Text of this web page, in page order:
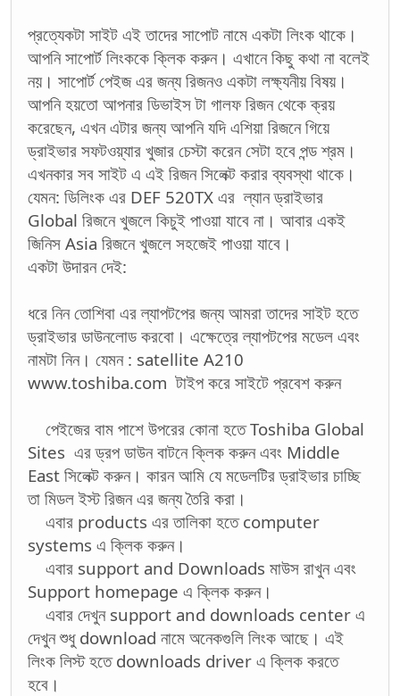
প্রত্যেকটা সাইট এই তাদের সাপোট নামে একটা লিংক থাকে।
আপনি সাপোর্ট লিংককে ক্লিক করুন। এখানে কিছু কথা না বলেই
নয়। সাপোর্ট পেইজ এর জন্য রিজনও একটা লক্ষ্যনীয় বিষয়।
আপনি হয়তো আপনার ডিভাইস টা গালফ রিজন থেকে ক্রয়
করেছেন, এখন এটার জন্য আপনি যদি এশিয়া রিজনে গিয়ে
ড্রাইভার সফটওয়্যার খুজার চেস্টা করেন সেটা হবে পন্ড শ্রম।
এখনকার সব সাইট এ এই রিজন সিলেক্ট করার ব্যবস্থা থাকে।
যেমন: ডিলিংক এর DEF 520TX এর ল্যান ড্রাইভার
Global রিজনে খুজলে কিচুই পাওয়া যাবে না। আবার একই
জিনিস Asia রিজনে খুজলে সহজেই পাওয়া যাবে।
একটা উদারন দেই:
ধরে নিন তোশিবা এর ল্যাপটপের জন্য আমরা তাদের সাইট হতে
ড্রাইভার ডাউনলোড করবো। এক্ষেত্রে ল্যাপটপের মডেল এবং
নামটা নিন। যেমন : satellite A210
www.toshiba.com টাইপ করে সাইটে প্রবেশ করুন
পেইজের বাম পাশে উপরের কোনা হতে Toshiba Global
Sites এর ড্রপ ডাউন বাটনে ক্লিক করুন এবং Middle
East সিলেক্ট করুন। কারন আমি যে মডেলটির ড্রাইভার চাচ্ছি
তা মিডল ইস্ট রিজন এর জন্য তৈরি করা।
এবার products এর তালিকা হতে computer
systems এ ক্লিক করুন।
এবার support and Downloads মাউস রাখুন এবং
Support homepage এ ক্লিক করুন।
এবার দেখুন support and downloads center এ
দেখুন শুধু download নামে অনেকগুলি লিংক আছে। এই
লিংক লিস্ট হতে downloads driver এ ক্লিক করতে
হবে।